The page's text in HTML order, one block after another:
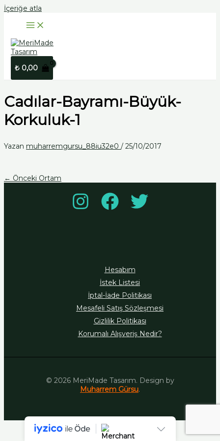
İçeriğe atla
₺0,00
Cadılar-Bayramı-Büyük-
Korkuluk-1
Yazan muharremgursu_88iu32e0 / 25/10/2017
← Önceki Ortam
Hesabım
İstek Listesi
İptal-İade Politikası
Mesafeli Satış Sözleşmesi
Gizlilik Politikası
Korumalı Alışveriş Nedir?
© 2026 MeriMade Tasarım. Design by
Muharrem Gürsu.